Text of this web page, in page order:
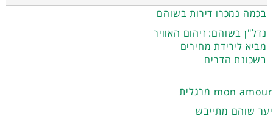
בכמה נמכרו דירות בשוהם
נדל"ן בשוהם: זיהום האוויר
מביא לירידת מחירים
בשכונת הדרים
מרגלית mon amour
יער שוהם מתייבש